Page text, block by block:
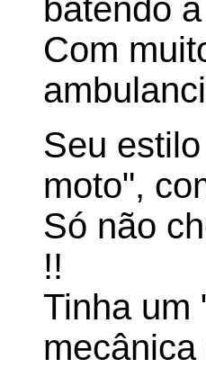
batendo
Com
Seu
moto",
Só não
!!
Tinha um